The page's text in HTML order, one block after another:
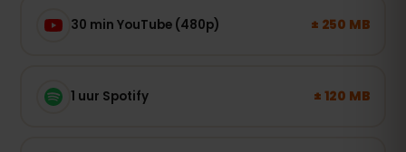
30 min YouTube (480p) ± 250 MB
1 uur Spotify ± 120 MB